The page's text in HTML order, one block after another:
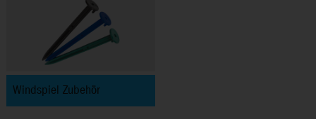
Windspiel Zubehör